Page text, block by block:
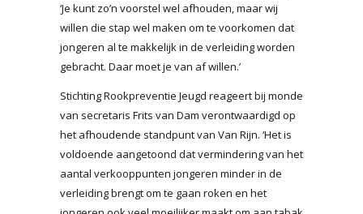
‘Je kunt zo’n voorstel wel afhouden, maar wij
willen die stap wel maken om te voorkomen dat
jongeren al te makkelijk in de verleiding worden
gebracht. Daar moet je van af willen.’
Stichting Rookpreventie Jeugd reageert bij monde
van secretaris Frits van Dam verontwaardigd op
het afhoudende standpunt van Van Rijn. ‘Het is
voldoende aangetoond dat vermindering van het
aantal verkooppunten jongeren minder in de
verleiding brengt om te gaan roken en het